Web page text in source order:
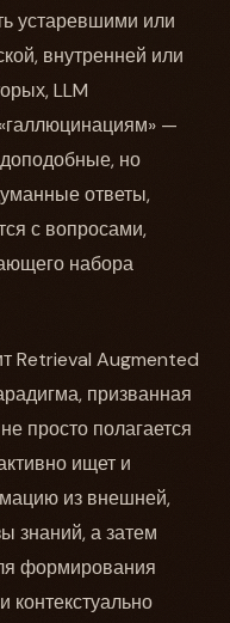
устаревшими или
внутренней или
LLM
—
но
ответы,
с вопросами,
набора
Retrieval Augmented
призванная
просто полагается
ищет и
из внешней,
знаний, а затем
формирования
контекстуально